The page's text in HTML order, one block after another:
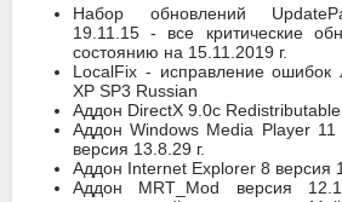
Набор обновлений
19.11.15 - все критические
состоянию на 15.11.2019 г.
LocalFix - исправление ошибок
XP SP3 Russian
Аддон DirectX 9.0c
Аддон Windows Media Player 11
версия 13.8.29 г.
Аддон Internet Explorer 8 версия
Аддон MRT_Mod версия